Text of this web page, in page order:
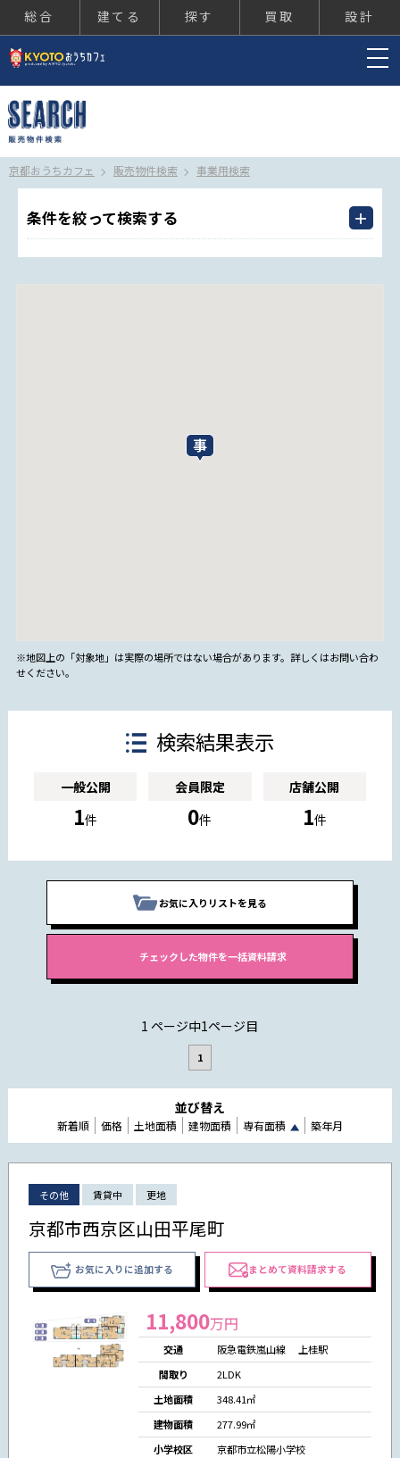
総合 建てる 探す 買取 設計
京都おうちカフェ 販売物件検索 事業用検索
条件を絞って検索する
※地図上の「対象地」は実際の場所ではない場合があります。詳しくはお問い合わ
せください。
検索結果表示
一般公開
1件
会員限定
0件
店舗公開
1件
お気に入りリストを見る
1 ページ中1ページ目
1
並び替え
新着順 価格 土地面積 建物面積 専有面積 築年月
その他 賃貸中 更地
京都市西京区山田平尾町
お気に入りに追加する まとめて資料請求する
11,800万円
交通
阪急電鉄嵐山線 上桂駅
間取り
2LDK
土地面積
348.41㎡
建物面積
277.99㎡
小学校区
京都市立松陽小学校